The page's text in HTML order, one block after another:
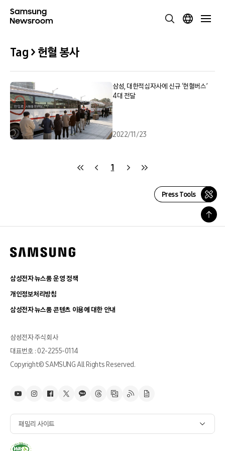
Tag > 헌혈 봉사
삼성, 대한적십자사에 신규 ‘헌혈버스’
4대 전달
2022/11/23
1
Press Tools
삼성전자 뉴스룸 운영 정책
개인정보처리방침
삼성전자 뉴스룸 콘텐츠 이용에 대한 안내
삼성전자 주식회사
대표번호 : 02-2255-0114
Copyright© SAMSUNG All Rights Reserved.
패밀리 사이트